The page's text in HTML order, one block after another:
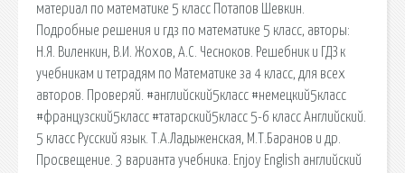
материал по математике 5 класс Потапов Шевкин.
Подробные решения и гдз по математике 5 класс, авторы:
Н.Я. Виленкин, В.И. Жохов, А.С. Чесноков. Решебник и ГДЗ к
учебникам и тетрадям по Математике за 4 класс, для всех
авторов. Проверяй. #английский5класс #немецкий5класс
#французский5класс #татарский5класс 5-6 класс Английский.
5 класс Русский язык. Т.А.Ладыженская, М.Т.Баранов и др.
Просвещение. 3 варианта учебника. Enjoy English английский